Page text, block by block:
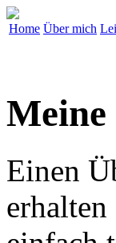
Home Über mich
Meine
Einen